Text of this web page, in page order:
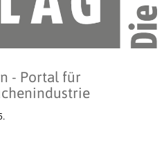
- Portal für